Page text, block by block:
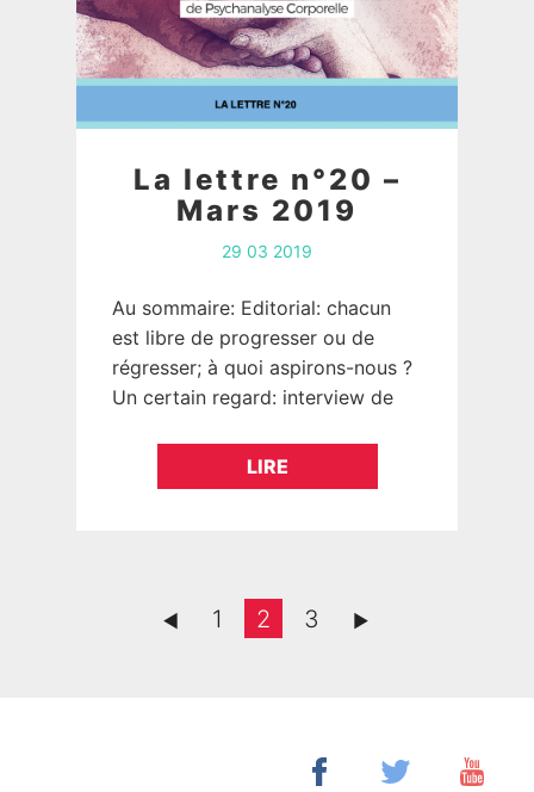
La lettre n°20 –
Mars 2019
29 03 2019
Au sommaire: Editorial: chacun
est libre de progresser ou de
régresser; à quoi aspirons-nous ?
Un certain regard: interview de
la Tourette à Eveux.…
LIRE
► 1 2 3 ►